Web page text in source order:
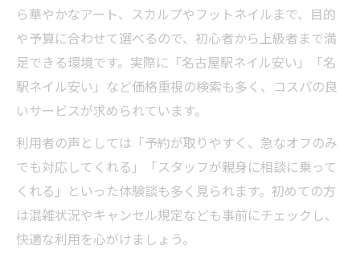
ら華やかなアート、スカルプやフットネイルまで、目的
や予算に合わせて選べるので、初心者から上級者まで満
足できる環境です。実際に「名古屋駅ネイル安い」「名
駅ネイル安い」など価格重視の検索も多く、コスパの良
いサービスが求められています。
利用者の声としては「予約が取りやすく、急なオフのみ
でも対応してくれる」「スタッフが親身に相談に乗って
くれる」といった体験談も多く見られます。初めての方
は混雑状況やキャンセル規定なども事前にチェックし、
快適な利用を心がけましょう。